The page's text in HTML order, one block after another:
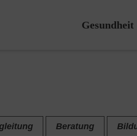
Gesundheit
Beratung